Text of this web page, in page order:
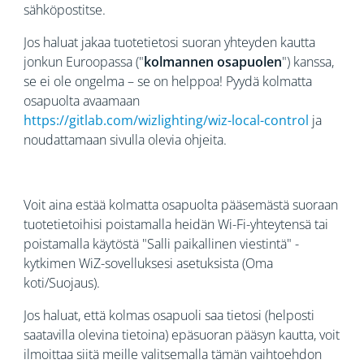
sähköpostitse.
Jos haluat jakaa tuotetietosi suoran yhteyden kautta
jonkun Euroopassa ("kolmannen osapuolen") kanssa,
se ei ole ongelma – se on helppoa! Pyydä kolmatta
osapuolta avaamaan
https://gitlab.com/wizlighting/wiz-local-control ja
noudattamaan sivulla olevia ohjeita.
Voit aina estää kolmatta osapuolta pääsemästä suoraan
tuotetietoihisi poistamalla heidän Wi-Fi-yhteytensä tai
poistamalla käytöstä "Salli paikallinen viestintä" -
kytkimen WiZ-sovelluksesi asetuksista (Oma
koti/Suojaus).
Jos haluat, että kolmas osapuoli saa tietosi (helposti
saatavilla olevina tietoina) epäsuoran pääsyn kautta, voit
ilmoittaa siitä meille valitsemalla tämän vaihtoehdon